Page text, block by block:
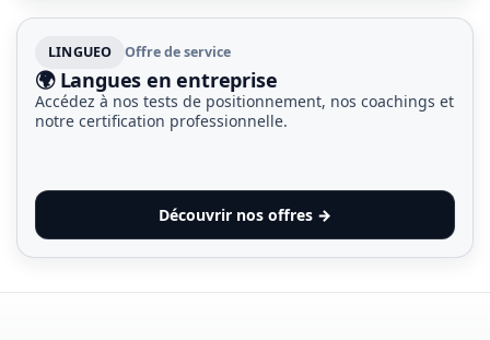
LINGUEO Offre de service
🌍 Langues en entreprise
Accédez à nos tests de positionnement, nos coachings et
notre certification professionnelle.
Découvrir nos offres →